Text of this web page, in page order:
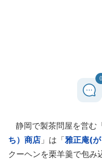
0
静岡で製茶問屋を営む
ち）商店 」は「雅正庵(
クーヘンを栗羊羹で包み